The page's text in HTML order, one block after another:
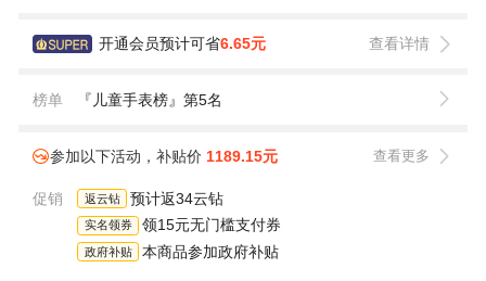
开通会员预计可省6.65元 查看详情
榜单 『儿童手表榜』第5名
参加以下活动，补贴价 1189.15元 查看更多
促销 返云钻 预计返34云钻
实名领券 领15元无门槛支付券
政府补贴 本商品参加政府补贴